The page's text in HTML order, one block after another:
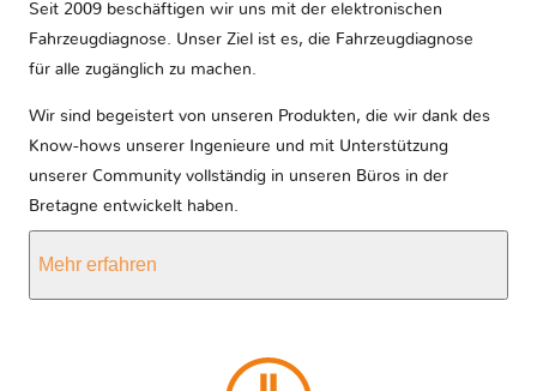
Seit 2009 beschäftigen wir uns mit der elektronischen
Fahrzeugdiagnose. Unser Ziel ist es, die Fahrzeugdiagnose
für alle zugänglich zu machen.
Wir sind begeistert von unseren Produkten, die wir dank des
Know-hows unserer Ingenieure und mit Unterstützung
unserer Community vollständig in unseren Büros in der
Bretagne entwickelt haben.
Mehr erfahren